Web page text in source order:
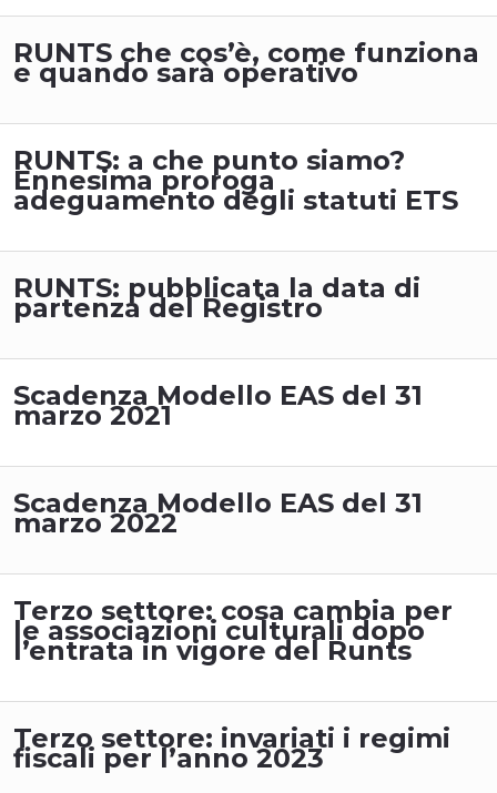
RUNTS che cos’è, come funziona
e quando sarà operativo
RUNTS: a che punto siamo?
Ennesima proroga
adeguamento degli statuti ETS
RUNTS: pubblicata la data di
partenza del Registro
Scadenza Modello EAS del 31
marzo 2021
Scadenza Modello EAS del 31
marzo 2022
Terzo settore: cosa cambia per
le associazioni culturali dopo
l’entrata in vigore del Runts
Terzo settore: invariati i regimi
fiscali per l’anno 2023